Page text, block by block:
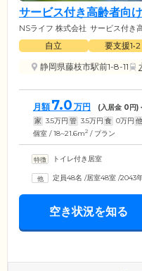
サービス付き高齢者向
NSライフ 株式会社 サービス付き
自立 要支援1•2
静岡県藤枝市駅前1-8-11
月額 7.0 万円 (入居金 0円)
家 3.5万円 管 3.5万円 食 0万円 他
個室 / 18~21.6m2 / プラン
トイレ付き居室
定員48名 /居室48室 /2043
空き状況を知る